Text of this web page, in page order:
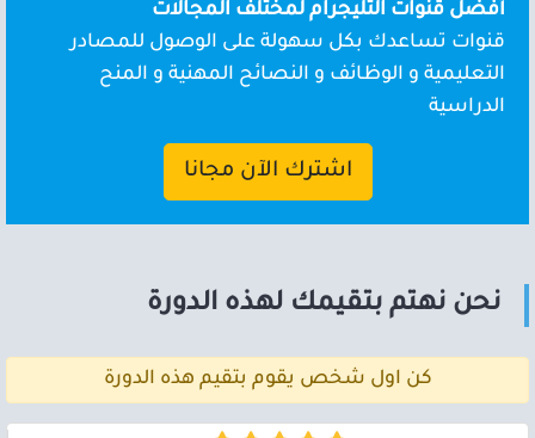
أفضل قنوات التليجرام لمختلف المجالات
قنوات تساعدك بكل سهولة على الوصول للمصادر
التعليمية و الوظائف و النصائح المهنية و المنح
الدراسية
اشترك الآن مجانا
نحن نهتم بتقيمك لهذه الدورة
كن اول شخص يقوم بتقيم هذه الدورة